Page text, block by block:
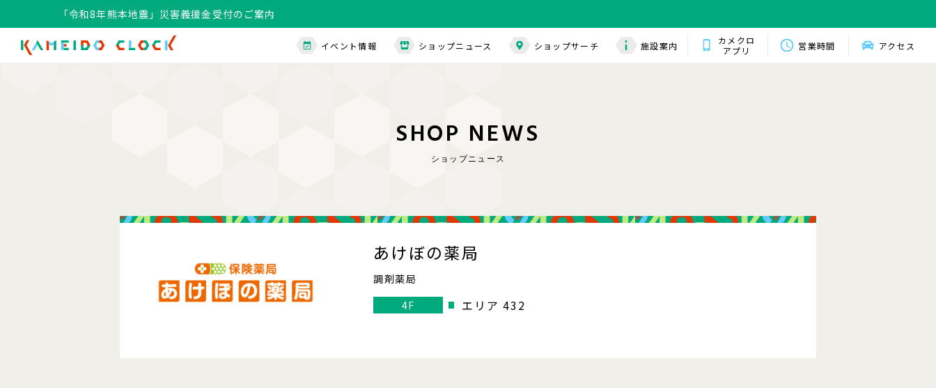
「令和8年熊本地震」災害義援金受付のご案内
イベント情報 ショップニュース ショップサーチ 施設案内
カメクロ
アプリ
営業時間 アクセス
SHOP NEWS
ショップニュース
あけぼの薬局
調剤薬局
4F
エリア 432